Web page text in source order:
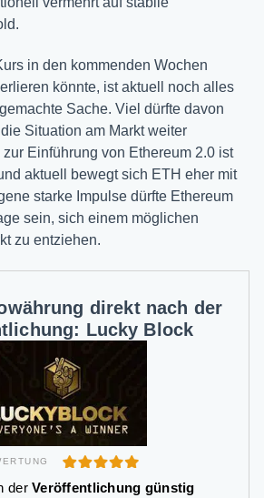
in den kommenden Wochen
könnte, ist aktuell noch alles
Sache. Viel dürfte davon
Situation am Markt weiter
Einführung von Ethereum 2.0 ist
aktuell bewegt sich ETH eher mit
starke Impulse dürfte Ethereum
sein, sich einem möglichen
zu entziehen.
direkt nach der
Lucky Block
derVeröffentlichung günstig